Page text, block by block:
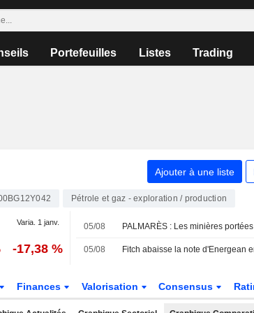
Portefeuilles Listes Trading
Ajouter à une liste
Pétrole et gaz - exploration / production
Varia. 1 janv.
-17,38 %
05/08
05/08
Finances Valorisation Consensus